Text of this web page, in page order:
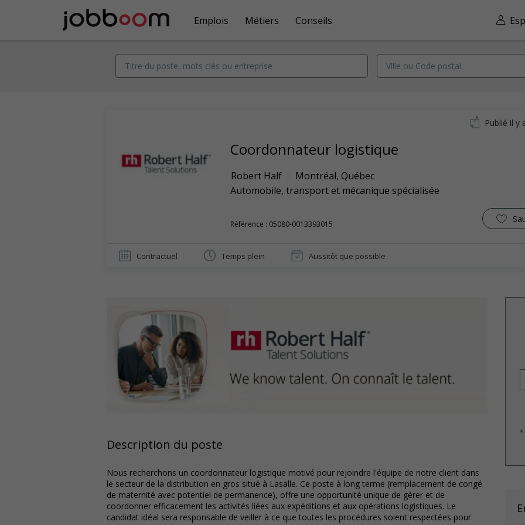
Emplois Métiers Conseils
Coordonnateur logistique
Robert Half Montréal, Québec
Automobile, transport et mécanique spécialisée
Référence : 05080-0013393015
Publié il y
Contractuel Temps plein Aussitôt que possible
Description du poste
Nous recherchons un coordonnateur logistique motivé pour rejoindre l'équipe de notre client dans
le secteur de la distribution en gros situé à Lasalle. Ce poste à long terme (remplacement de congé
de maternité avec potentiel de permanence), offre une opportunité unique de gérer et de
coordonner efficacement les activités liées aux expéditions et aux opérations logistiques. Le
candidat idéal sera responsable de veiller à ce que toutes les procédures soient respectées pour
*